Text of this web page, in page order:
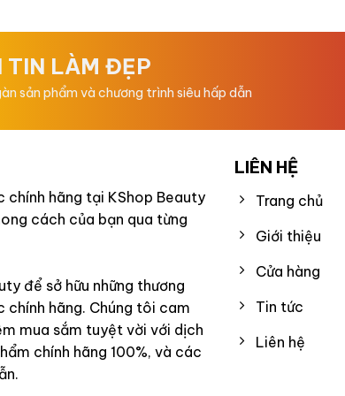
5
TIN LÀM ĐẸP
sản phẩm và chương trình siêu hấp dẫn
chính hãng tại KShop Beauty
cách của bạn qua từng
để sở hữu những thương
chính hãng. Chúng tôi cam
mua sắm tuyệt vời với dịch
chính hãng 100%, và các
LIÊN HỆ
Trang chủ
Giới thiệu
Cửa hàng
Tin tức
Liên hệ